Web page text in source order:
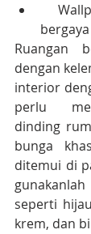
Wallpaper dinding rumah
Ruangan
dengan
interior
perlu
dinding
bunga
ditemui di
seperti
krem, dan